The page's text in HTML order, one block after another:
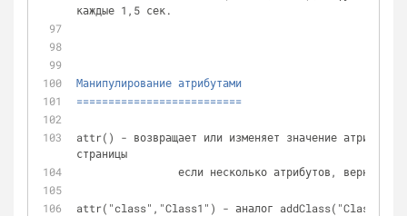
каждые 1,5 сек.
Манипулирование атрибутами
==========================
attr() - возвращает или изменяет значение атрибутов
страницы
если несколько атрибутов, вернет
attr("class","Class1") - аналог addClass("Class1") -